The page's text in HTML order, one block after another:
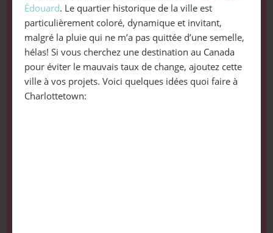
Édouard. Le quartier historique de la ville est
particulièrement coloré, dynamique et invitant,
malgré la pluie qui ne m’a pas quittée d’une semelle,
hélas! Si vous cherchez une destination au Canada
pour éviter le mauvais taux de change, ajoutez cette
ville à vos projets. Voici quelques idées quoi faire à
Charlottetown: